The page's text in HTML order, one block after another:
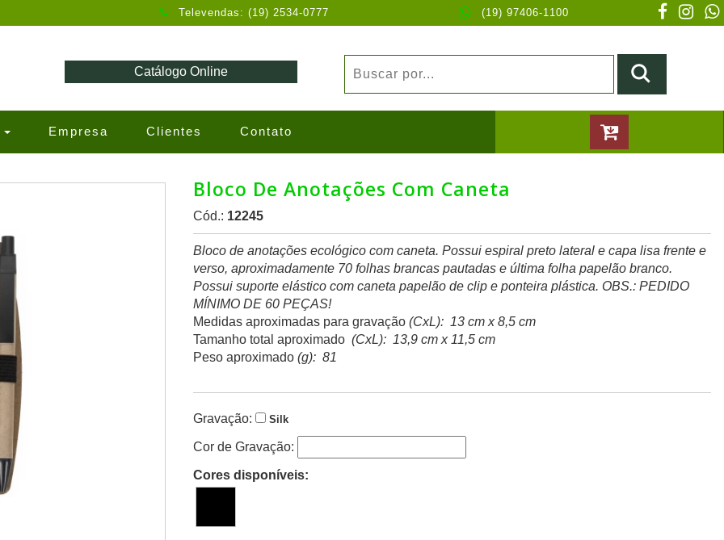
Televendas: (19) 2534-0777 (19) 97406-1100
Catálogo Online
Empresa Clientes Contato
Bloco De Anotações Com Caneta
Cód.: 12245
Bloco de anotações ecológico com caneta. Possui espiral preto lateral e capa lisa frente e
verso, aproximadamente 70 folhas brancas pautadas e última folha papelão branco.
Possui suporte elástico com caneta papelão de clip e ponteira plástica. OBS.: PEDIDO
MÍNIMO DE 60 PEÇAS!
Medidas aproximadas para gravação (CxL): 13 cm x 8,5 cm
Tamanho total aproximado (CxL): 13,9 cm x 11,5 cm
Peso aproximado (g): 81
Gravação: Silk
Cor de Gravação:
Cores disponíveis: